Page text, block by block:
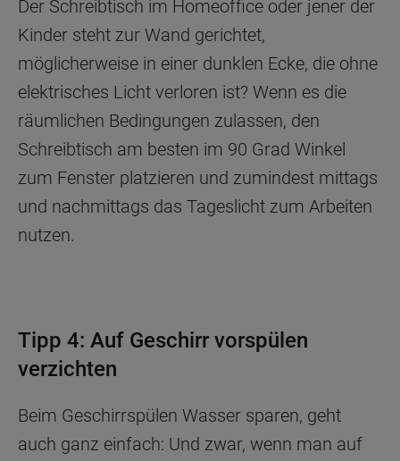
Der Schreibtisch im Homeoffice oder jener der
Kinder steht zur Wand gerichtet,
möglicherweise in einer dunklen Ecke, die ohne
elektrisches Licht verloren ist? Wenn es die
räumlichen Bedingungen zulassen, den
Schreibtisch am besten im 90 Grad Winkel
zum Fenster platzieren und zumindest mittags
und nachmittags das Tageslicht zum Arbeiten
nutzen.
Tipp 4: Auf Geschirr vorspülen
verzichten
Beim Geschirrspülen Wasser sparen, geht
auch ganz einfach: Und zwar, wenn man auf